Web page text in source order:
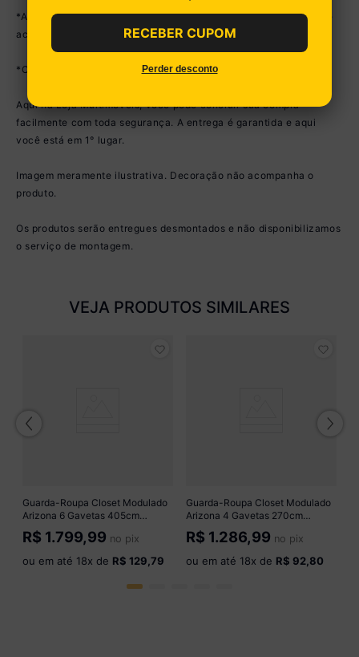
*As cores dos produtos podem sofrer variações de tonalidade de
acordo com as configurações do seu dispositivo.
*Obrigatório fixar o móvel na parede.
Aqui na Loja Multimóveis, você pode concluir sua compra
facilmente com toda segurança. A entrega é garantida e aqui
você está em 1° lugar.
Imagem meramente ilustrativa. Decoração não acompanha o
produto.
Os produtos serão entregues desmontados e não disponibilizamos
o serviço de montagem.
VEJA PRODUTOS SIMILARES
Guarda-Roupa Closet Modulado
Arizona 6 Gavetas 405cm
Multimóveis MP4785
Preto/Madeirado
R$ 1.799,99 no pix
ou em até 18x de R$ 129,79
Guarda-Roupa Closet Modulado
Arizona 4 Gavetas 270cm
Multimóveis MP4784 Branco
R$ 1.286,99 no pix
ou em até 18x de R$ 92,80
RECEBER CUPOM
Perder desconto